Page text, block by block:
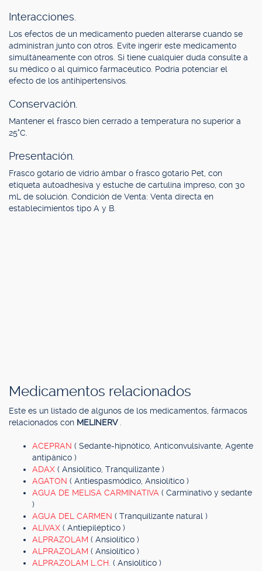
Interacciones.
Los efectos de un medicamento pueden alterarse cuando se
administran junto con otros. Evite ingerir este medicamento
simultáneamente con otros. Si tiene cualquier duda consulte a
su médico o al químico farmacéutico. Podría potenciar el
efecto de los antihipertensivos.
Conservación.
Mantener el frasco bien cerrado a temperatura no superior a
25°C.
Presentación.
Frasco gotario de vidrio ámbar o frasco gotario Pet, con
etiqueta autoadhesiva y estuche de cartulina impreso, con 30
mL de solución. Condición de Venta: Venta directa en
establecimientos tipo A y B.
Medicamentos relacionados
Este es un listado de algunos de los medicamentos, fármacos
relacionados con MELINERV
ACEPRAN ( Sedante-hipnótico, Anticonvulsivante, Agente
antipánico )
ADAX ( Ansiolítico, Tranquilizante )
AGATON ( Antiespasmódico, Ansiolítico )
AGUA DE MELISA CARMINATIVA ( Carminativo y sedante
)
AGUA DEL CARMEN ( Tranquilizante natural )
ALIVAX ( Antiepiléptico )
ALPRAZOLAM ( Ansiolítico )
ALPRAZOLAM ( Ansiolítico )
ALPRAZOLAM L.CH. ( Ansiolítico )